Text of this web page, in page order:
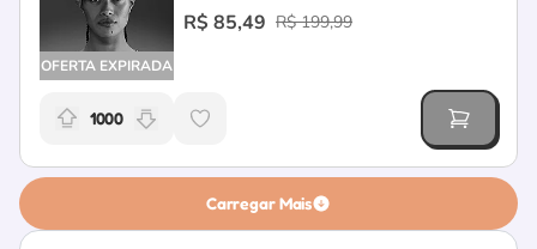
OFERTA EXPIRADA
R$ 85,49 R$ 199,99
Relevância da oferta: 1000 pontos
1000
Carregar Mais